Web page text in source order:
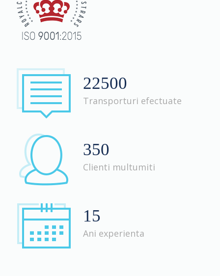
22500
Transporturi efectuate
350
Clienti multumiti
15
Ani experienta